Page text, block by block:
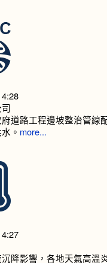
道路工程邊坡整治管線
。 more...
降影響，各地天氣高溫